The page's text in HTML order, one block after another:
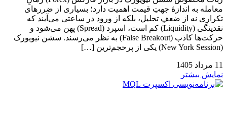
معامله به اندازهٔ جهتِ قیمت اهمیت دارد؛ بسیاری از ضررهای
تکراری نه از ضعفِ تحلیل، بلکه از ورود در ساعتی می‌آیند که
نقدینگی (Liquidity) کم است، اسپرد (Spread) پهن می‌شود و
حرکت‌ها کاذب (False Breakout) به نظر می‌رسند. سشن نیویورک
(New York Session) یکی از پرحجم‌ترین […]
11 مرداد 1405
نمایش بیشتر